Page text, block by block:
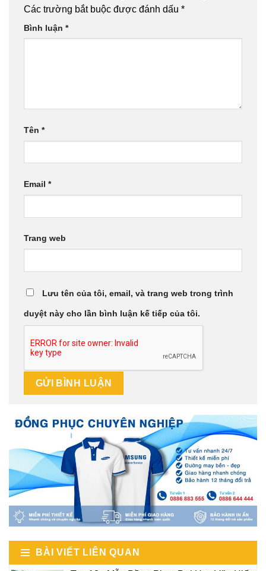
Các trường bắt buộc được đánh dấu *
Bình luận *
Tên *
Email *
Trang web
Lưu tên của tôi, email, và trang web trong trình
duyệt này cho lần bình luận kế tiếp của tôi.
BÀI VIẾT LIÊN QUAN